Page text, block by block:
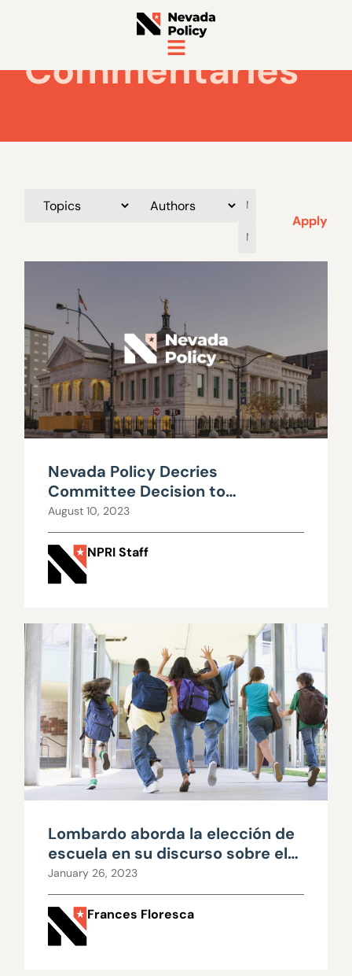
Commentaries
Apply
Nevada Policy Decries
Committee Decision to
Disregard Needs of NV Students
August 10, 2023
NPRI Staff
Lombardo aborda la elección de
escuela en su discurso sobre el
estado del Estado
January 26, 2023
Frances Floresca